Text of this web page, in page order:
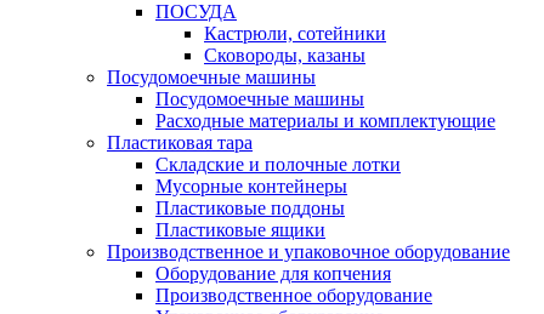
ПОСУДА
Кастрюли, сотейники
Сковороды, казаны
Посудомоечные машины
Посудомоечные машины
Расходные материалы и комплектующие
Пластиковая тара
Складские и полочные лотки
Мусорные контейнеры
Пластиковые поддоны
Пластиковые ящики
Производственное и упаковочное оборудование
Оборудование для копчения
Производственное оборудование